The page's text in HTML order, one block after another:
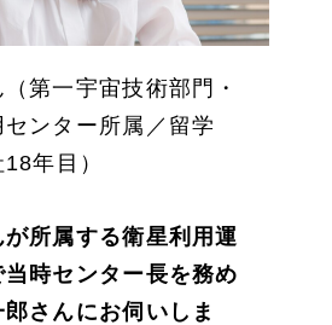
第一宇宙技術部門・
ンター所属／留学
年目）
所属する衛星利用運
時センター長を務め
さんにお伺いしま